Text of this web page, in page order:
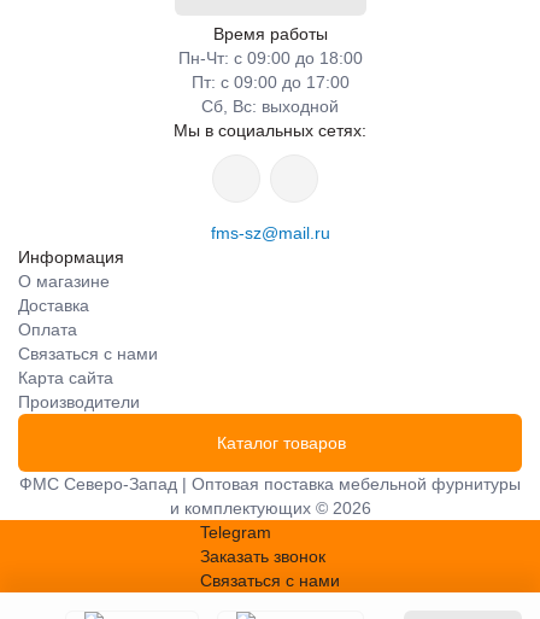
Время работы
Пн-Чт: с 09:00 до 18:00
Пт: с 09:00 до 17:00
Сб, Вс: выходной
Мы в социальных сетях:
fms-sz@mail.ru
Информация
О магазине
Доставка
Оплата
Связаться с нами
Карта сайта
Производители
Каталог товаров
ФМС Северо-Запад | Оптовая поставка мебельной фурнитуры
и комплектующих © 2026
Telegram
Заказать звонок
Связаться с нами